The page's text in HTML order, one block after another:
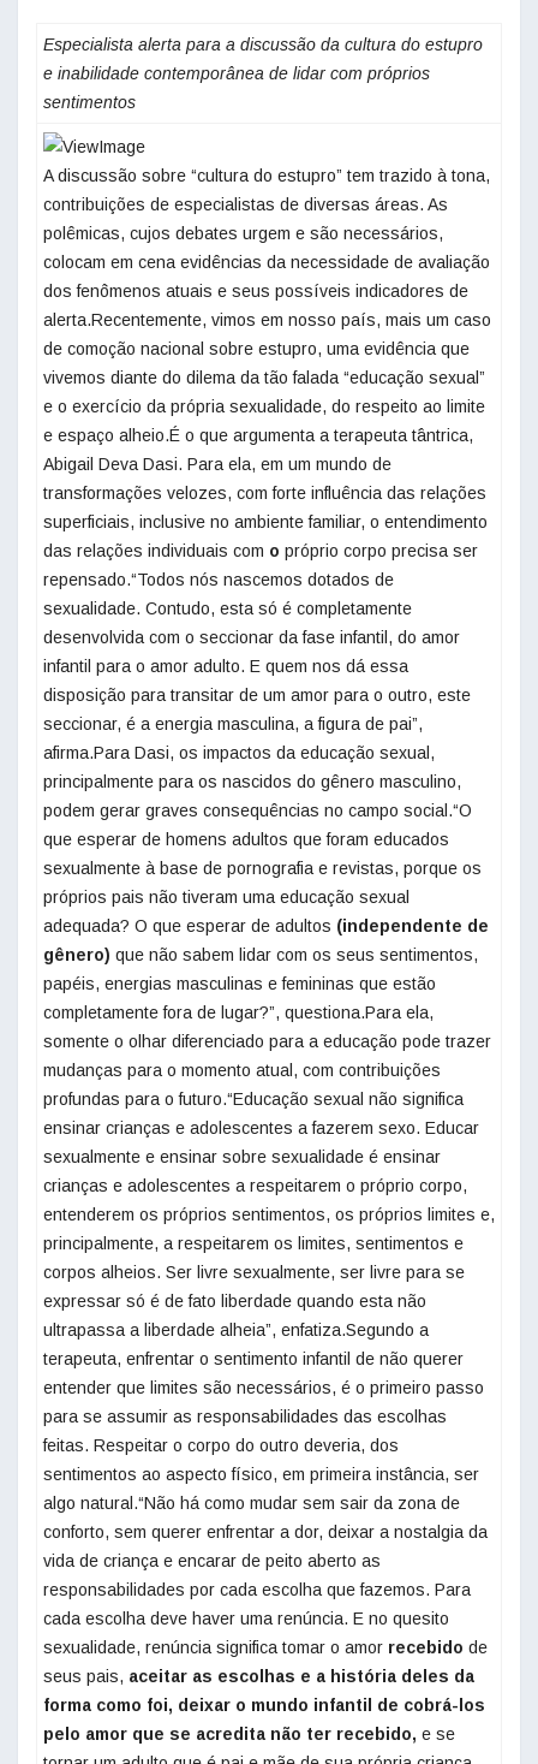
Especialista alerta para a discussão da cultura do estupro
e inabilidade contemporânea de lidar com próprios
sentimentos
A discussão sobre “cultura do estupro” tem trazido à tona,
contribuições de especialistas de diversas áreas. As
polêmicas, cujos debates urgem e são necessários,
colocam em cena evidências da necessidade de avaliação
dos fenômenos atuais e seus possíveis indicadores de
alerta.Recentemente, vimos em nosso país, mais um caso
de comoção nacional sobre estupro, uma evidência que
vivemos diante do dilema da tão falada “educação sexual”
e o exercício da própria sexualidade, do respeito ao limite
e espaço alheio.É o que argumenta a terapeuta tântrica,
Abigail Deva Dasi. Para ela, em um mundo de
transformações velozes, com forte influência das relações
superficiais, inclusive no ambiente familiar, o entendimento
das relações individuais com o próprio corpo precisa ser
repensado.“Todos nós nascemos dotados de
sexualidade. Contudo, esta só é completamente
desenvolvida com o seccionar da fase infantil, do amor
infantil para o amor adulto. E quem nos dá essa
disposição para transitar de um amor para o outro, este
seccionar, é a energia masculina, a figura de pai”,
afirma.Para Dasi, os impactos da educação sexual,
principalmente para os nascidos do gênero masculino,
podem gerar graves consequências no campo social.“O
que esperar de homens adultos que foram educados
sexualmente à base de pornografia e revistas, porque os
próprios pais não tiveram uma educação sexual
adequada? O que esperar de adultos (independente de
gênero) que não sabem lidar com os seus sentimentos,
papéis, energias masculinas e femininas que estão
completamente fora de lugar?”, questiona.Para ela,
somente o olhar diferenciado para a educação pode trazer
mudanças para o momento atual, com contribuições
profundas para o futuro.“Educação sexual não significa
ensinar crianças e adolescentes a fazerem sexo. Educar
sexualmente e ensinar sobre sexualidade é ensinar
crianças e adolescentes a respeitarem o próprio corpo,
entenderem os próprios sentimentos, os próprios limites e,
principalmente, a respeitarem os limites, sentimentos e
corpos alheios. Ser livre sexualmente, ser livre para se
expressar só é de fato liberdade quando esta não
ultrapassa a liberdade alheia”, enfatiza.Segundo a
terapeuta, enfrentar o sentimento infantil de não querer
entender que limites são necessários, é o primeiro passo
para se assumir as responsabilidades das escolhas
feitas. Respeitar o corpo do outro deveria, dos
sentimentos ao aspecto físico, em primeira instância, ser
algo natural.“Não há como mudar sem sair da zona de
conforto, sem querer enfrentar a dor, deixar a nostalgia da
vida de criança e encarar de peito aberto as
responsabilidades por cada escolha que fazemos. Para
cada escolha deve haver uma renúncia. E no quesito
sexualidade, renúncia significa tomar o amor recebido de
seus pais, aceitar as escolhas e a história deles da
forma como foi, deixar o mundo infantil de cobrá-los
pelo amor que se acredita não ter recebido, e se